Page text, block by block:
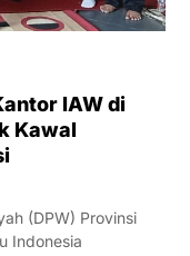
IAW di
Kawal
(DPW) Provinsi
Indonesia